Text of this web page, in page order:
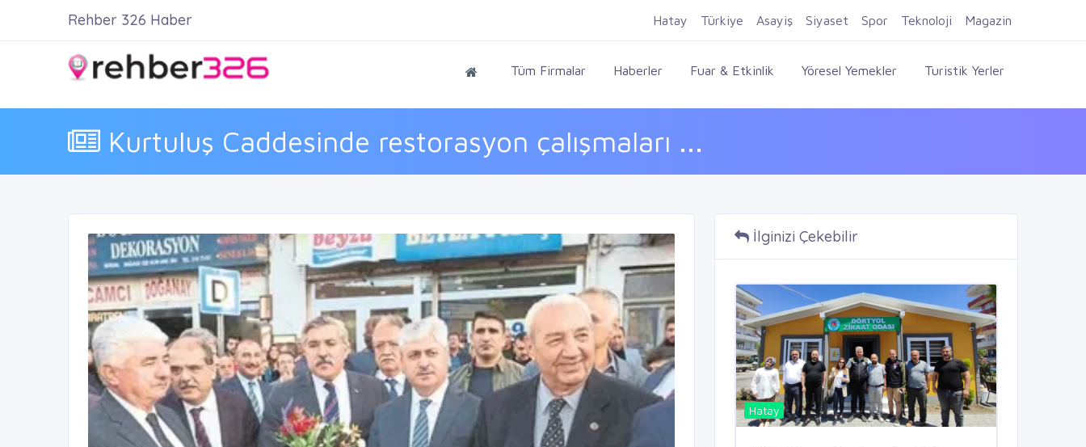
Firma Ekle Kayıt Ol Giriş Yap
Tüm Firmalar Haberler Fuar & Etkinlik Yöresel Yemekler Turistik Yerler
Kurtuluş Caddesinde restorasyon çalışmaları ...
Rehber 326 Haber Hatay Türkiye Asayiş Siyaset Spor Teknoloji Magazin
İlginizi Çekebilir
Hatay